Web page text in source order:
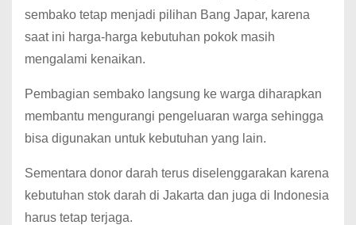
sembako tetap menjadi pilihan Bang Japar, karena
saat ini harga-harga kebutuhan pokok masih
mengalami kenaikan.
Pembagian sembako langsung ke warga diharapkan
membantu mengurangi pengeluaran warga sehingga
bisa digunakan untuk kebutuhan yang lain.
Sementara donor darah terus diselenggarakan karena
kebutuhan stok darah di Jakarta dan juga di Indonesia
harus tetap terjaga.